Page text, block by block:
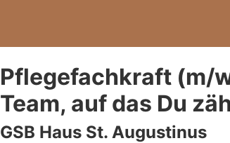
Pflegefachkraft (m/
Team, auf das Du
GSB Haus St. Augustinus